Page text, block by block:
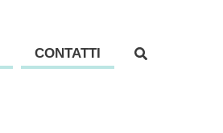
CONTATTI